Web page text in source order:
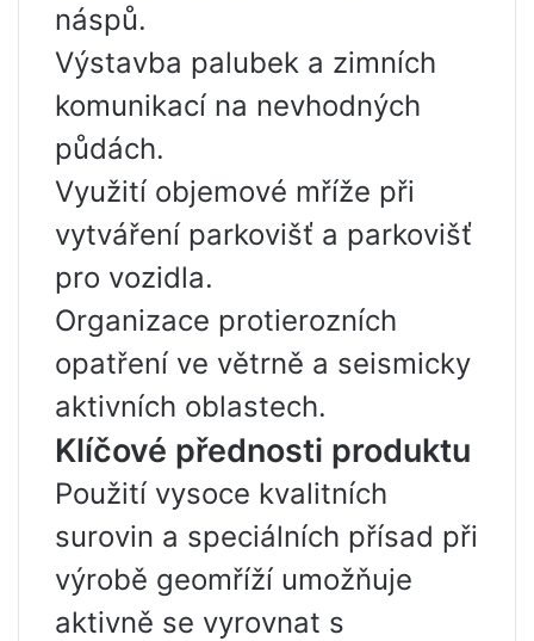
náspů.
Výstavba palubek a zimních
komunikací na nevhodných
půdách.
Využití objemové mříže při
vytváření parkovišť a parkovišť
pro vozidla.
Organizace protierozních
opatření ve větrně a seismicky
aktivních oblastech.
Klíčové přednosti produktu
Použití vysoce kvalitních
surovin a speciálních přísad při
výrobě geomříží umožňuje
aktivně se vyrovnat s